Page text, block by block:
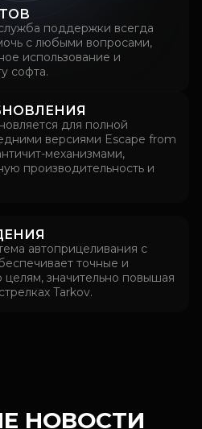
поддержки всегда
с любыми вопросами,
использование и
софта.
для полной
версиями Escape from
механизмами,
производительность и
автоприцеливания с
точные и
значительно повышая
Tarkov.
НОВОСТИ